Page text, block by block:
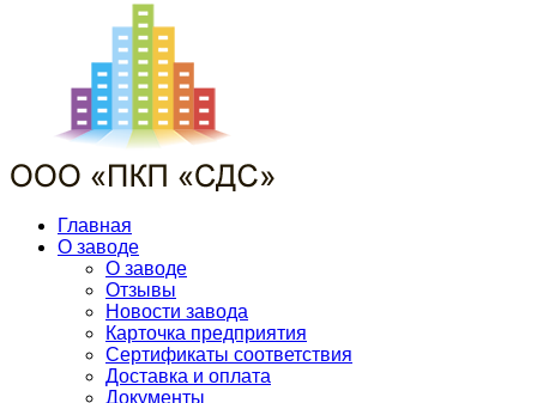
Главная
О заводе
О заводе
Отзывы
Новости завода
Карточка предприятия
Сертификаты соответствия
Доставка и оплата
Документы